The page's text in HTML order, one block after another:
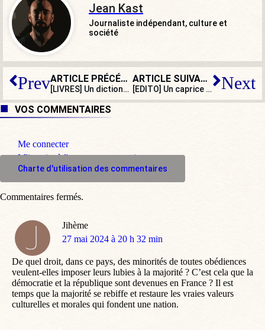
Jean Kast
Journaliste indépendant, culture et
société
Prev ARTICLE PRÉCÉDENT
[LIVRES] Un dictionnaire pour ceux qui s’intéressent à notre armée
ARTICLE SUIVANT
[EDITO] Un caprice présidentiel : un débat où je veux et quand je veux ! Next
VOS COMMENTAIRES
Me connecter
M'inscrire à l'espace commentaire
Charte d'utilisation des commentaires
Jihème
dit
27 mai 2024 à 20 h 32 min
De quel droit, dans ce pays, des minorités de toutes obédiences
veulent-elles imposer leurs lubies à la majorité ? C’est cela que la
démocratie et la république sont devenues en France ? Il est
temps que la majorité se rebiffe et restaure les vraies valeurs
culturelles et morales qui fondent une nation.
Commentaires fermés.